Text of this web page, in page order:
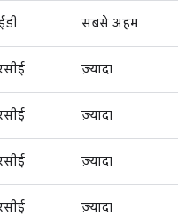
सबसे अहम
ज़्यादा
ज़्यादा
ज़्यादा
ज़्यादा